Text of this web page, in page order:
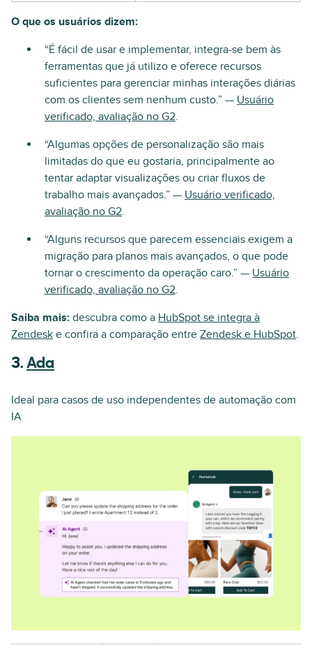
O que os usuários dizem:
“É fácil de usar e implementar, integra-se bem às
ferramentas que já utilizo e oferece recursos
suficientes para gerenciar minhas interações diárias
com os clientes sem nenhum custo.” — Usuário
verificado, avaliação no G2.
“Algumas opções de personalização são mais
limitadas do que eu gostaria, principalmente ao
tentar adaptar visualizações ou criar fluxos de
trabalho mais avançados.” — Usuário verificado,
avaliação no G2.
“Alguns recursos que parecem essenciais exigem a
migração para planos mais avançados, o que pode
tornar o crescimento da operação caro.” — Usuário
verificado, avaliação no G2.
Saiba mais: descubra como a HubSpot se integra à
Zendesk e confira a comparação entre Zendesk e HubSpot.
3. Ada
Ideal para casos de uso independentes de automação com
IA